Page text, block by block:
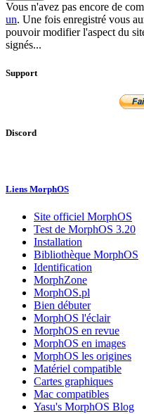
Vous n'avez pas encore de
un. Une fois enregistré vous
pouvoir modifier l'aspect du
signés...
Support
Discord
Liens MorphOS
Site officiel MorphOS
Test de MorphOS 3.20
Installation
Bibliothèque MorphOS
Identification
MorphZone
MorphOS.pl
Bien débuter
MorphOS l'éclair
MorphOS en revue
MorphOS en images
MorphOS les origines
Matériel compatible
Cartes graphiques
Mac compatibles
Yasu's MorphOS Blog